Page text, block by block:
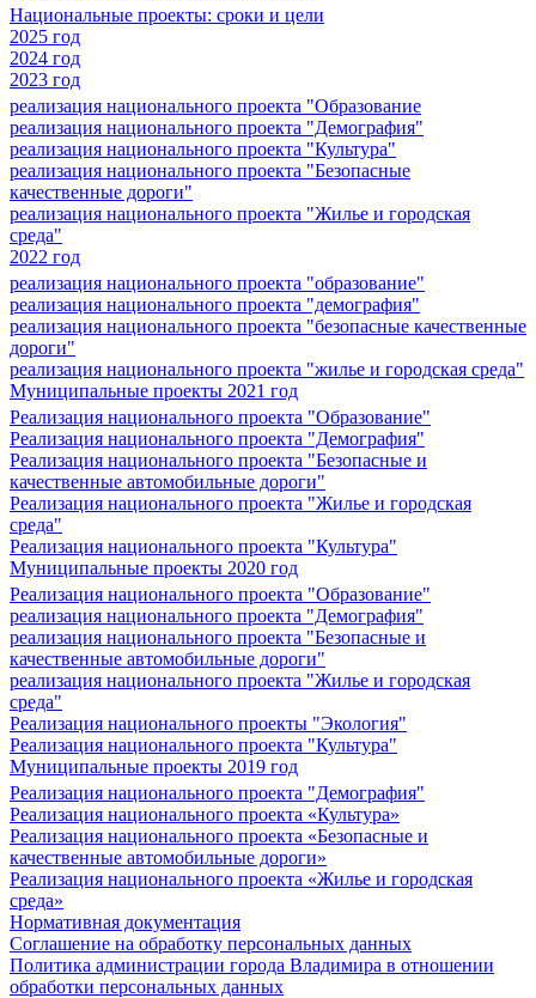
Национальные проекты: сроки и цели
2025 год
2024 год
2023 год
реализация национального проекта "Образование
реализация национального проекта "Демография"
реализация национального проекта "Культура"
реализация национального проекта "Безопасные
качественные дороги"
реализация национального проекта "Жилье и городская
среда"
2022 год
реализация национального проекта "образование"
реализация национального проекта "демография"
реализация национального проекта "безопасные качественные
дороги"
реализация национального проекта "жилье и городская среда"
Муниципальные проекты 2021 год
Реализация национального проекта "Образование"
Реализация национального проекта "Демография"
Реализация национального проекта "Безопасные и
качественные автомобильные дороги"
Реализация национального проекта "Жилье и городская
среда"
Реализация национального проекта "Культура"
Муниципальные проекты 2020 год
Реализация национального проекта "Образование"
реализация национального проекта "Демография"
реализация национального проекта "Безопасные и
качественные автомобильные дороги"
реализация национального проекта "Жилье и городская
среда"
Реализация национального проекты "Экология"
Реализация национального проекта "Культура"
Муниципальные проекты 2019 год
Реализация национального проекта "Демография"
Реализация национального проекта «Культура»
Реализация национального проекта «Безопасные и
качественные автомобильные дороги»
Реализация национального проекта «Жилье и городская
среда»
Нормативная документация
Соглашение на обработку персональных данных
Политика администрации города Владимира в отношении
обработки персональных данных